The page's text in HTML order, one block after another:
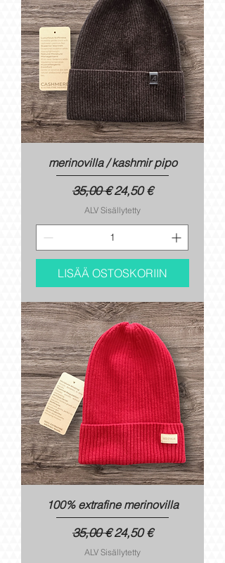
merinovilla / kashmir pipo
Normaali hinta
35,00 €Alehinta
24,50 €
ALV Sisällytetty
LISÄÄ OSTOSKORIIN
100% extrafine merinovilla
Normaali hinta
35,00 €Alehinta
24,50 €
ALV Sisällytetty